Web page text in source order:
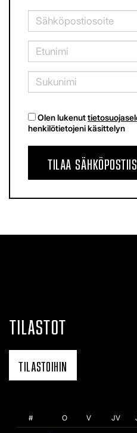
Olen lukenut
henkilötietojeni käsittelyn
TILAA
TILASTOT
TILASTOIHIN
# O V JV